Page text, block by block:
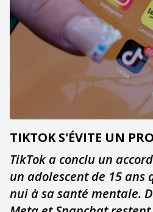
TIKTOK S'ÉVITE UN
TikTok a conclu un
un adolescent de 15 ans
nui à sa santé mentale.